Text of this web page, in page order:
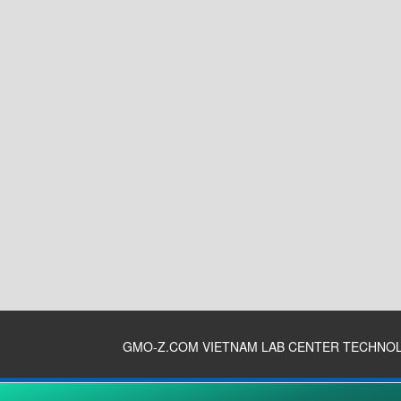
GMO-Z.COM VIETNAM LAB CENTER